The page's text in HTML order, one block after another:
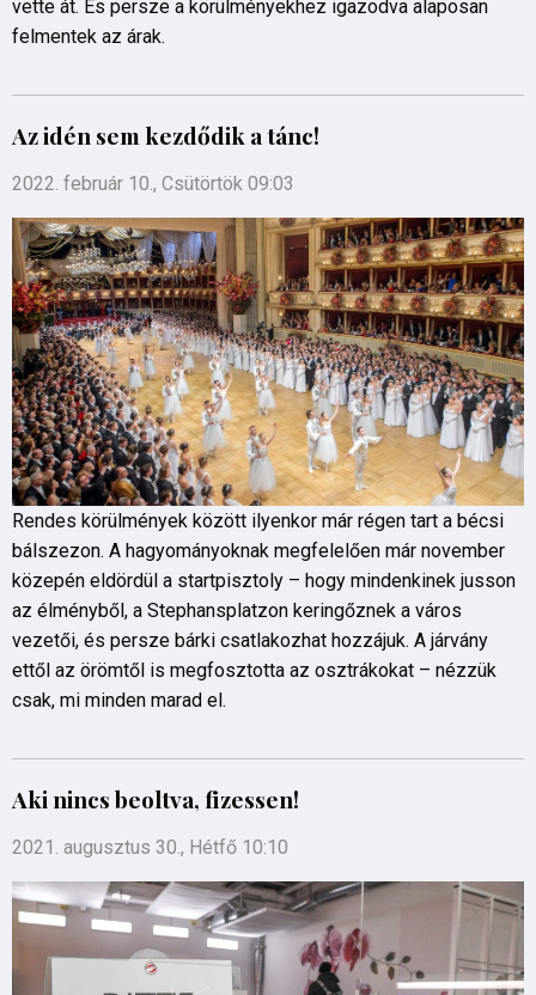
vette át. És persze a körülményekhez igazodva alaposan
felmentek az árak.
Az idén sem kezdődik a tánc!
2022. február 10., Csütörtök 09:03
Rendes körülmények között ilyenkor már régen tart a bécsi
bálszezon. A hagyományoknak megfelelően már november
közepén eldördül a startpisztoly – hogy mindenkinek jusson
az élményből, a Stephansplatzon keringőznek a város
vezetői, és persze bárki csatlakozhat hozzájuk. A járvány
ettől az örömtől is megfosztotta az osztrákokat – nézzük
csak, mi minden marad el.
Aki nincs beoltva, fizessen!
2021. augusztus 30., Hétfő 10:10